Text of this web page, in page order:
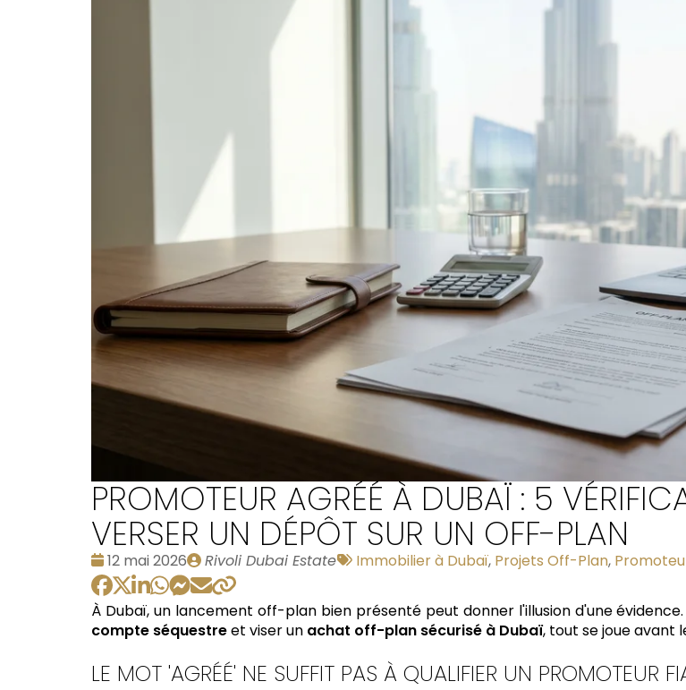
PROMOTEUR AGRÉÉ À DUBAÏ : 5
VERSER UN DÉPÔT SUR UN OFF-PLAN
Date
:
12 mai 2026
Publié
par
Rivoli Dubai Estate
Tags
Immobilier à Dubaï, Projets Off-Plan,
À Dubaï, un lancement off-plan bien présenté peut donner l'illusion d'une
compte séquestreet viser un achat off-plan sécurisé à Dubaï, tout se joue avant
LE MOT 'AGRÉÉ' NE SUFFIT PAS À QUALIFIER UN PROMOTEUR